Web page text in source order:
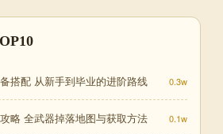
搭配 从新手到毕业的进阶路线 0.3w
略 全武器掉落地图与获取方法 0.1w